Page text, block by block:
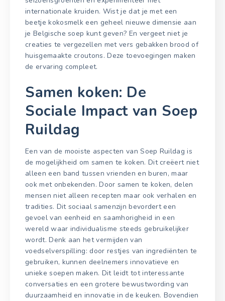
internationale kruiden. Wist je dat je met een
beetje kokosmelk een geheel nieuwe dimensie aan
je Belgische soep kunt geven? En vergeet niet je
creaties te vergezellen met vers gebakken brood of
huisgemaakte croutons. Deze toevoegingen maken
de ervaring compleet.
Samen koken: De
Sociale Impact van Soep
Ruildag
Een van de mooiste aspecten van Soep Ruildag is
de mogelijkheid om samen te koken. Dit creëert niet
alleen een band tussen vrienden en buren, maar
ook met onbekenden. Door samen te koken, delen
mensen niet alleen recepten maar ook verhalen en
tradities. Dit sociaal samenzijn bevordert een
gevoel van eenheid en saamhorigheid in een
wereld waar individualisme steeds gebruikelijker
wordt. Denk aan het vermijden van
voedselverspilling: door restjes van ingrediënten te
gebruiken, kunnen deelnemers innovatieve en
unieke soepen maken. Dit leidt tot interessante
conversaties en een grotere bewustwording van
duurzaamheid en innovatie in de keuken. Bovendien